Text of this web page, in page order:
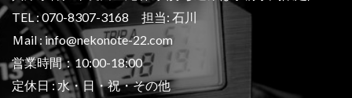
TEL : 070-8307-3168 担当: 石川
Ｍail : info@nekonote-22.com
営業時間：10:00-18:00
定休日 : 水・日・祝・その他